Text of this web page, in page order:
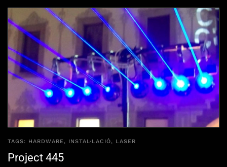
TAGS: HARDWARE, INSTAL·LACIÓ, LASER
Project 445